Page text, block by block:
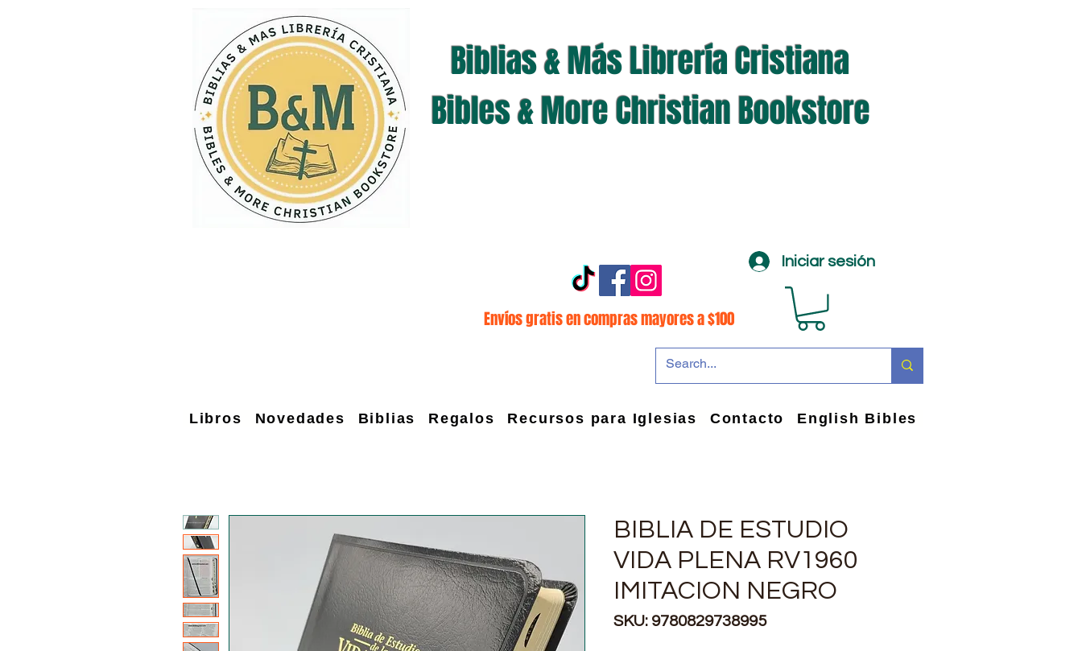
Biblias & Más Librería Cristiana
Bibles & More Christian Bookstore
Iniciar sesión
Envíos gratis en compras mayores a $100
BIBLIA DE ESTUDIO
VIDA PLENA RV1960
IMITACION NEGRO
SKU: 9780829738995
Libros Novedades Biblias Regalos Recursos para Iglesias Contacto English Bibles